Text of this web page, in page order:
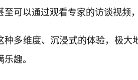
至可以通过观看专家的访谈视频
种多维度、沉浸式的体验，极大
趣。